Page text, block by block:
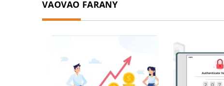
VAOVAO FARANY